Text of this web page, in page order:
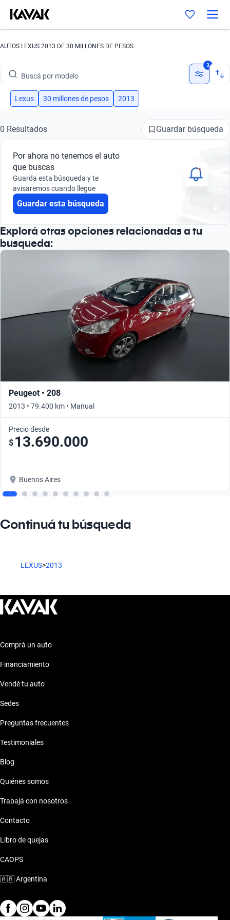
AUTOS LEXUS 2013 DE 30 MILLONES DE PESOS
Buscá por modelo
Buscá por versión
Buscá por marca
Buscá por modelo
Buscá por versión
3
Lexus 30 millones de pesos 2013
0 Resultados Guardar búsqueda
Por ahora no tenemos el auto
que buscas
Guarda esta búsqueda y te
avisaremos cuando llegue
Guardar esta búsqueda
Explorá otras opciones relacionadas a tu
busqueda:
Peugeot • 208
2013 • 79.400 km • Manual
Precio desde
$ 13.690.000
Buenos Aires
Continuá tu búsqueda
LEXUS>2013
Comprá un auto
Financiamiento
Vendé tu auto
Sedes
Preguntas frecuentes
Testimoniales
Blog
Quiénes somos
Trabajá con nosotros
Contacto
Libro de quejas
CAOPS
🇦🇷Argentina